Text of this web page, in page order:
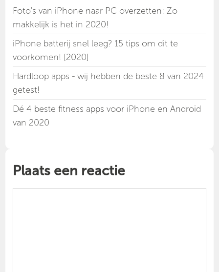
Foto's van iPhone naar PC overzetten: Zo
makkelijk is het in 2020!
iPhone batterij snel leeg? 15 tips om dit te
voorkomen! [2020]
Hardloop apps - wij hebben de beste 8 van 2024
getest!
Dé 4 beste fitness apps voor iPhone en Android
van 2020
Plaats een reactie